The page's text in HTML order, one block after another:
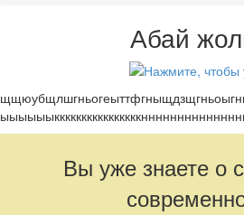
Абай
Вы уже знаете о